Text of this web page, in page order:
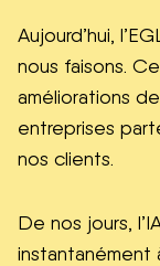
Aujourd’hui,
nous faisons.
améliorations
entreprises
nos clients.
De nos jours,
instantanément